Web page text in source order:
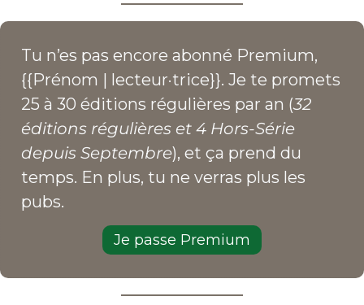
Tu n’es pas encore abonné Premium,
{{Prénom | lecteur·trice}}. Je te promets
25 à 30 éditions régulières par an (32
éditions régulières et 4 Hors-Série
depuis Septembre), et ça prend du
temps. En plus, tu ne verras plus les
pubs.
Je passe Premium